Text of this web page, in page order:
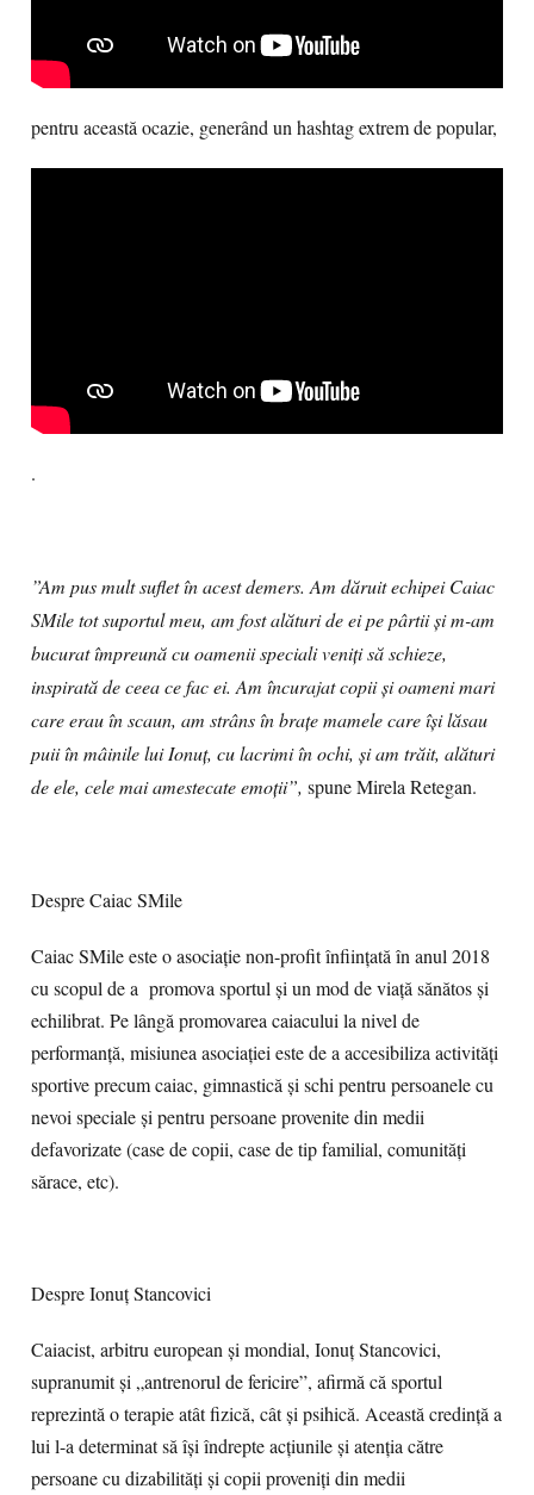
pentru această ocazie, generând un hashtag extrem de popular,
.
”Am pus mult suflet în acest demers. Am dăruit echipei Caiac
SMile tot suportul meu, am fost alături de ei pe pârtii și m-am
bucurat împreună cu oamenii speciali veniți să schieze,
inspirată de ceea ce fac ei. Am încurajat copii și oameni mari
care erau în scaun, am strâns în brațe mamele care își lăsau
puii în mâinile lui Ionuț, cu lacrimi în ochi, și am trăit, alături
de ele, cele mai amestecate emoții”, spune Mirela Retegan.
Despre Caiac SMile
Caiac SMile este o asociație non-profit înființată în anul 2018
cu scopul de a promova sportul şi un mod de viaţă sănătos și
echilibrat. Pe lângă promovarea caiacului la nivel de
performanță, misiunea asociației este de a accesibiliza activități
sportive precum caiac, gimnastică și schi pentru persoanele cu
nevoi speciale și pentru persoane provenite din medii
defavorizate (case de copii, case de tip familial, comunități
sărace, etc).
Despre Ionuț Stancovici
Caiacist, arbitru european și mondial, Ionuț Stancovici,
supranumit şi „antrenorul de fericire”, afirmă că sportul
reprezintă o terapie atât fizică, cât și psihică. Această credință a
lui l-a determinat să își îndrepte acțiunile și atenția către
persoane cu dizabilități și copii proveniți din medii